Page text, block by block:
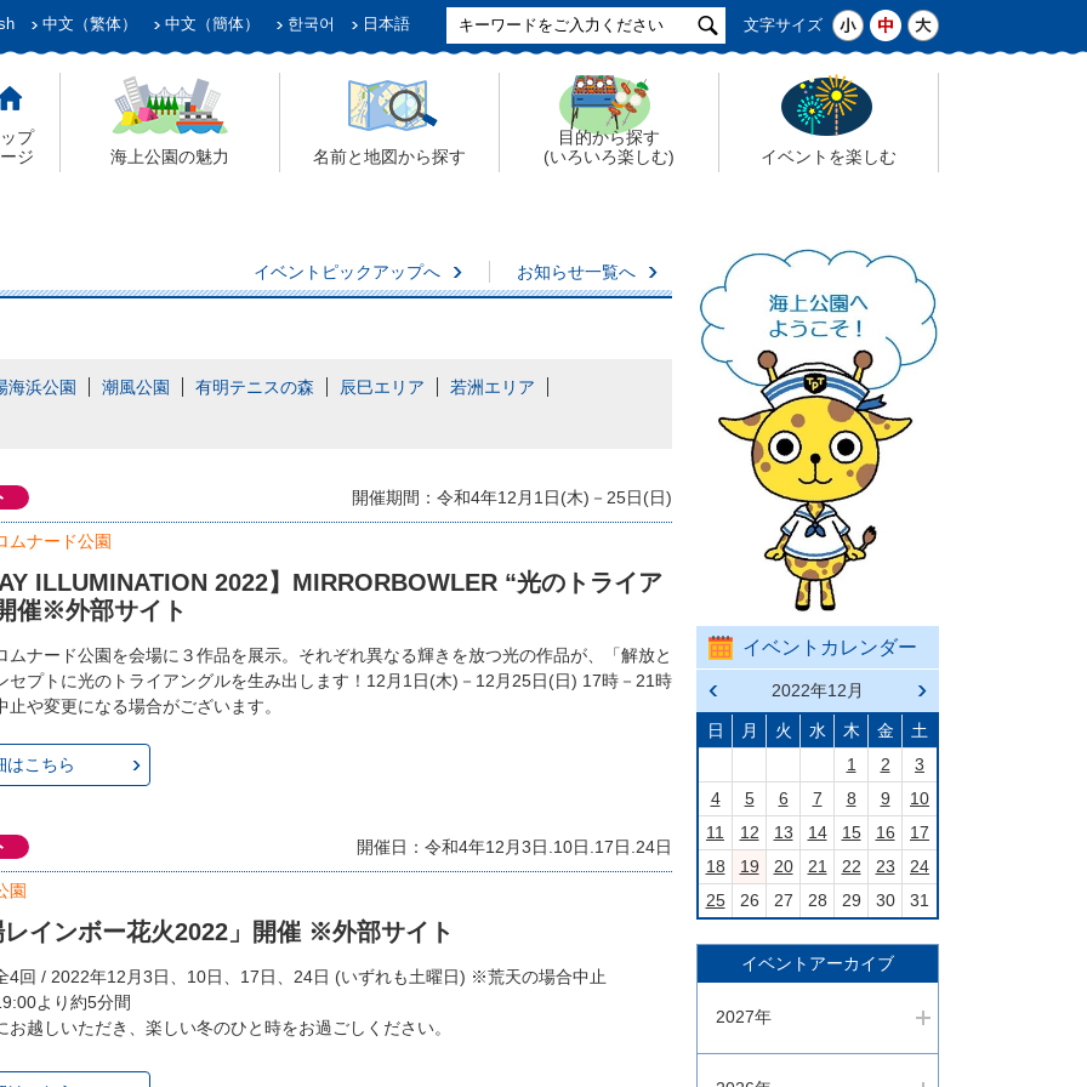
中文（繁体） 中文（簡体） 한국어 日本語 文字サイズ
プ
ジ
海上公園の魅力 名前と地図から探す
目的から探す
(いろいろ楽しむ)
イベントを楽しむ
イベントピックアップへ お知らせ一覧へ
海浜公園 潮風公園 有明テニスの森 辰巳エリア 若洲エリア
開催期間：令和4年12月1日(木)－25日(日)
ムナード公園
ILLUMINATION 2022】MIRRORBOWLER “光のトライア
催※外部サイト
ムナード公園を会場に３作品を展示。それぞれ異なる輝きを放つ光の作品が、「解放と
セプトに光のトライアングルを生み出します！12月1日(木)－12月25日(日) 17時－21時
や変更になる場合がございます。
はこちら
開催日：令和4年12月3日.10日.17日.24日
園
インボー花火2022」開催 ※外部サイト
4回 / 2022年12月3日、10日、17日、24日 (いずれも土曜日) ※荒天の場合中止
より約5分間
お越しいただき、楽しい冬のひと時をお過ごしください。
イベントカレンダー
前の
月へ
戻る
2022年12月
次の
月へ
進む
日 月 火 水 木 金
土
1
2
3
4
5 6 7 8 9
10
11
12 13 14 15 16
17
18
19 20 21 22 23
24
25
26 27 28 29 30 31
イベントアーカイブ
2027年